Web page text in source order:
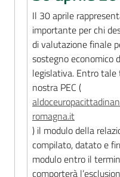
Il 30 aprile
importante per chi
di valutazione finale
sostegno economico
legislativa. Entro
nostra PEC (
romagna.it
) il modulo della
compilato, datato e
modulo entro il
comporterà